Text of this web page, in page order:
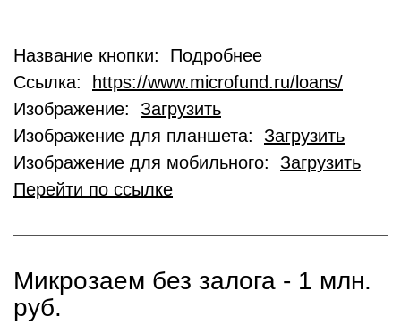
Название кнопки: Подробнее
Ссылка:
https://www.microfund.ru/loans/
Изображение: Загрузить
Изображение для планшета: Загрузить
Изображение для мобильного: Загрузить
Перейти по ссылке
Микрозаем без залога - 1 млн.
руб.